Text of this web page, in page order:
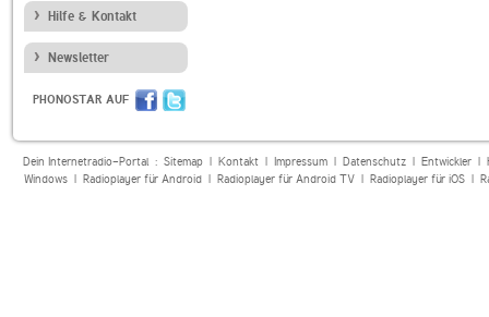
Hilfe & Kontakt
Newsletter
PHONOSTAR AUF
Dein Internetradio-Portal : Sitemap| Kontakt| Impressum| Datenschutz| Entwickler|
Windows| Radioplayer für Android| Radioplayer für Android TV| Radioplayer für iOS|